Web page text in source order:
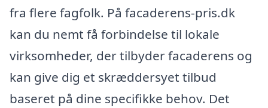
fra flere fagfolk. På facaderens-pris.dk
kan du nemt få forbindelse til lokale
virksomheder, der tilbyder facaderens og
kan give dig et skræddersyet tilbud
baseret på dine specifikke behov. Det